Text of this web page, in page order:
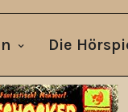
Die